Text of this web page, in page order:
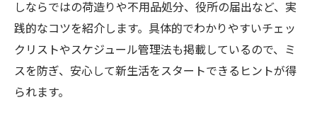
しならではの荷造りや不用品処分、役所の届出など、実
践的なコツを紹介します。具体的でわかりやすいチェッ
クリストやスケジュール管理法も掲載しているので、ミ
スを防ぎ、安心して新生活をスタートできるヒントが得
られます。